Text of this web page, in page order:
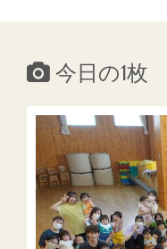
今日の1枚